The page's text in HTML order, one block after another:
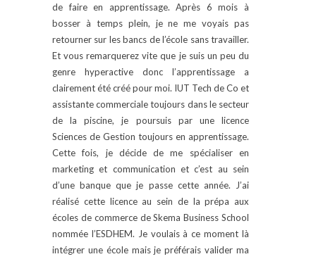
de faire en apprentissage. Après 6 mois à
bosser à temps plein, je ne me voyais pas
retourner sur les bancs de l’école sans travailler.
Et vous remarquerez vite que je suis un peu du
genre hyperactive donc l’apprentissage a
clairement été créé pour moi. IUT Tech de Co et
assistante commerciale toujours dans le secteur
de la piscine, je poursuis par une licence
Sciences de Gestion toujours en apprentissage.
Cette fois, je décide de me spécialiser en
marketing et communication et c’est au sein
d’une banque que je passe cette année. J’ai
réalisé cette licence au sein de la prépa aux
écoles de commerce de Skema Business School
nommée l’ESDHEM. Je voulais à ce moment là
intégrer une école mais je préférais valider ma